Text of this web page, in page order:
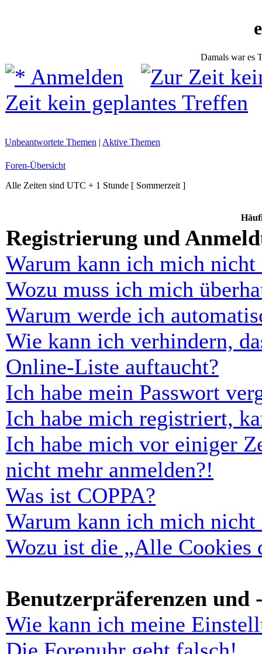
Damals war es
Anmelden
Zeit kein geplantes Treffen
Unbeantwortete Themen | Aktive Themen
Foren-Übersicht
Alle Zeiten sind UTC + 1 Stunde [ Sommerzeit ]
Registrierung und
Warum kann ich mich nicht
Wozu muss ich mich
Warum werde ich
Wie kann ich verhindern,
Online-Liste auftaucht?
Ich habe mein Passwort
Ich habe mich registriert,
Ich habe mich vor einiger
nicht mehr anmelden?!
Was ist COPPA?
Warum kann ich mich nicht
Wozu ist die „Alle Cookies
Benutzerpräferenzen und
Wie kann ich meine